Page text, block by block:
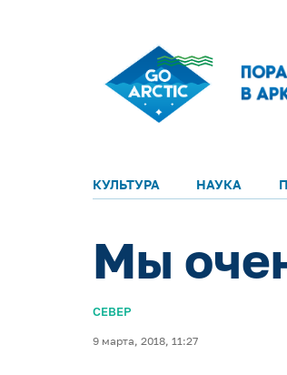
КУЛЬТУРА НАУКА
Мы
СЕВЕР
9 марта, 2018, 11:27